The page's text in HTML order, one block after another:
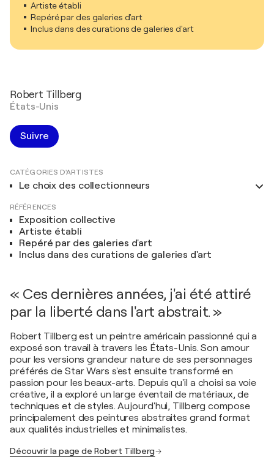
Artiste établi
Repéré par des galeries d'art
Inclus dans des curations de galeries d'art
Robert Tillberg
États-Unis
Suivre
CATÉGORIES D'ARTISTES
Le choix des collectionneurs
RÉFÉRENCES
Exposition collective
Artiste établi
Repéré par des galeries d'art
Inclus dans des curations de galeries d'art
« Ces dernières années, j'ai été attiré
par la liberté dans l'art abstrait. »
Robert Tillberg est un peintre américain passionné qui a
exposé son travail à travers les États-Unis. Son amour
pour les versions grandeur nature de ses personnages
préférés de Star Wars s'est ensuite transformé en
passion pour les beaux-arts. Depuis qu'il a choisi sa voie
créative, il a exploré un large éventail de matériaux, de
techniques et de styles. Aujourd'hui, Tillberg compose
principalement des peintures abstraites grand format
aux qualités industrielles et minimalistes.
Découvrir la page de Robert Tillberg